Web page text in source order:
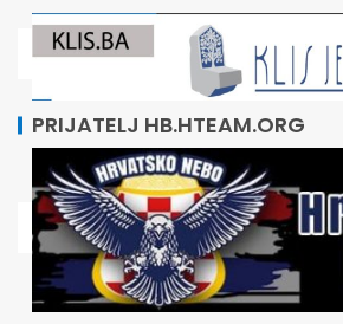
PRIJATELJ HB.HTEAM.ORG